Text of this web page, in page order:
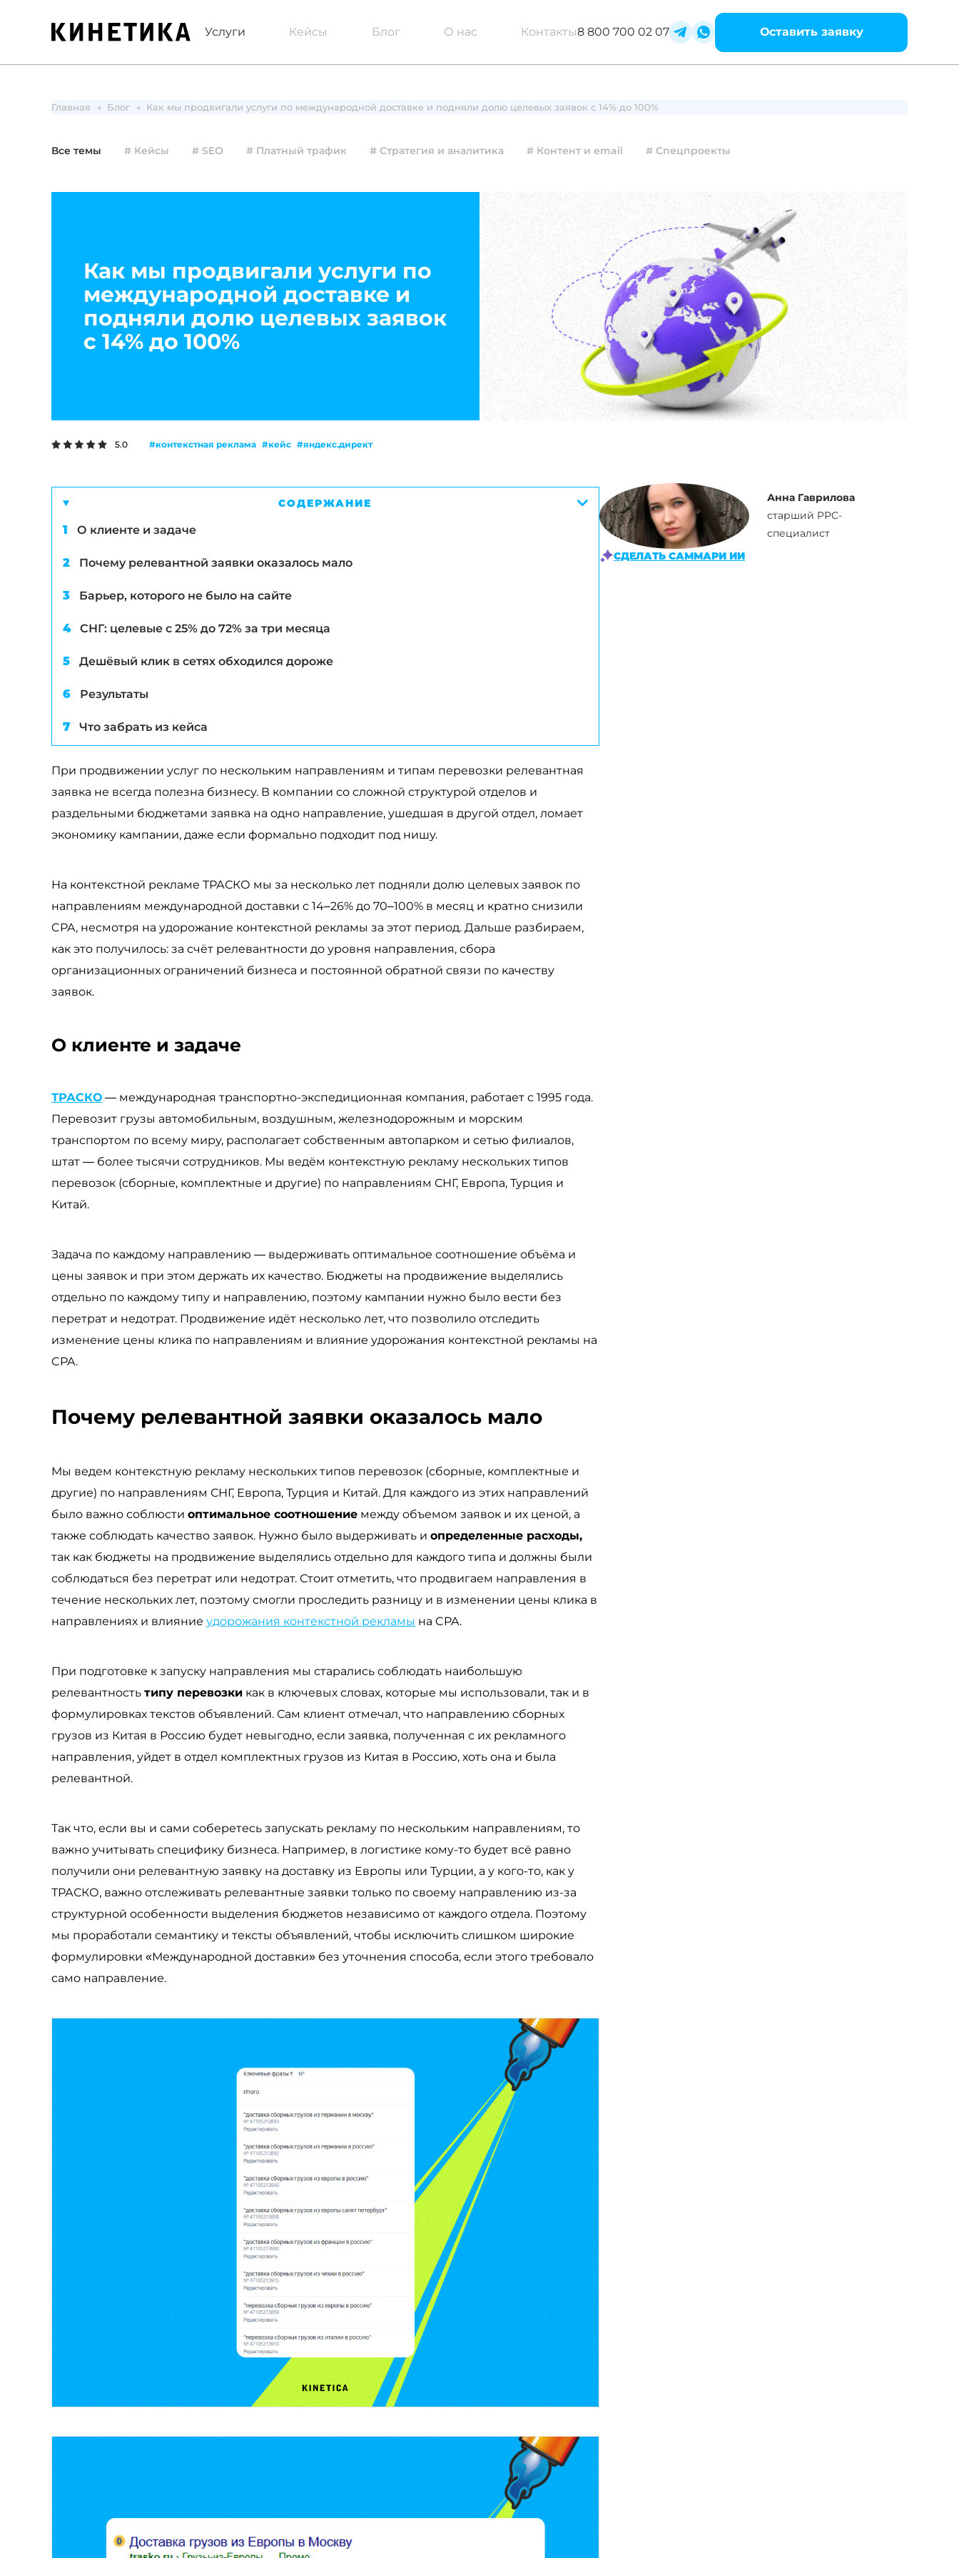
Услуги Кейсы Блог О нас Контакты8 800 700 02 07 Оставить заявку
Главная Блог Как мы продвигали услуги по международной доставке и подняли долю целевых заявок с 14% до 100%
Все темы # Кейсы # SEO # Платный трафик # Стратегия и аналитика # Контент и email # Спецпроекты
Как мы продвигали услуги по
международной доставке и
подняли долю целевых заявок
с 14% до 100%
5.0 #контекстная реклама #кейс #яндекс.директ
Анна Гаврилова
старший PPC-
специалист
СДЕЛАТЬ САММАРИ ИИ
СОДЕРЖАНИЕ
О клиенте и задаче
Почему релевантной заявки оказалось мало
Барьер, которого не было на сайте
СНГ: целевые с 25% до 72% за три месяца
Дешёвый клик в сетях обходился дороже
Результаты
Что забрать из кейса
При продвижении услуг по нескольким направлениям и типам перевозки релевантная
заявка не всегда полезна бизнесу. В компании со сложной структурой отделов и
раздельными бюджетами заявка на одно направление, ушедшая в другой отдел, ломает
экономику кампании, даже если формально подходит под нишу.
На контекстной рекламе ТРАСКО мы за несколько лет подняли долю целевых заявок по
направлениям международной доставки с 14–26% до 70–100% в месяц и кратно снизили
CPA, несмотря на удорожание контекстной рекламы за этот период. Дальше разбираем,
как это получилось: за счёт релевантности до уровня направления, сбора
организационных ограничений бизнеса и постоянной обратной связи по качеству
заявок.
О клиенте и задаче
ТРАСКО — международная транспортно-экспедиционная компания, работает с 1995 года.
Перевозит грузы автомобильным, воздушным, железнодорожным и морским
транспортом по всему миру, располагает собственным автопарком и сетью филиалов,
штат — более тысячи сотрудников. Мы ведём контекстную рекламу нескольких типов
перевозок (сборные, комплектные и другие) по направлениям СНГ, Европа, Турция и
Китай.
Задача по каждому направлению — выдерживать оптимальное соотношение объёма и
цены заявок и при этом держать их качество. Бюджеты на продвижение выделялись
отдельно по каждому типу и направлению, поэтому кампании нужно было вести без
перетрат и недотрат. Продвижение идёт несколько лет, что позволило отследить
изменение цены клика по направлениям и влияние удорожания контекстной рекламы на
CPA.
Почему релевантной заявки оказалось мало
Мы ведем контекстную рекламу нескольких типов перевозок (сборные, комплектные и
другие) по направлениям СНГ, Европа, Турция и Китай. Для каждого из этих направлений
было важно соблюсти оптимальное соотношение между объемом заявок и их ценой, а
также соблюдать качество заявок. Нужно было выдерживать и определенные расходы,
так как бюджеты на продвижение выделялись отдельно для каждого типа и должны были
соблюдаться без перетрат или недотрат. Стоит отметить, что продвигаем направления в
течение нескольких лет, поэтому смогли проследить разницу и в изменении цены клика в
направлениях и влияние удорожания контекстной рекламы на CPA.
При подготовке к запуску направления мы старались соблюдать наибольшую
релевантность типу перевозки как в ключевых словах, которые мы использовали, так и в
формулировках текстов объявлений. Сам клиент отмечал, что направлению сборных
грузов из Китая в Россию будет невыгодно, если заявка, полученная с их рекламного
направления, уйдет в отдел комплектных грузов из Китая в Россию, хоть она и была
релевантной.
Так что, если вы и сами соберетесь запускать рекламу по нескольким направлениям, то
важно учитывать специфику бизнеса. Например, в логистике кому-то будет всё равно
получили они релевантную заявку на доставку из Европы или Турции, а у кого-то, как у
ТРАСКО, важно отслеживать релевантные заявки только по своему направлению из-за
структурной особенности выделения бюджетов независимо от каждого отдела. Поэтому
мы проработали семантику и тексты объявлений, чтобы исключить слишком широкие
формулировки «Международной доставки» без уточнения способа, если этого требовало
само направление.